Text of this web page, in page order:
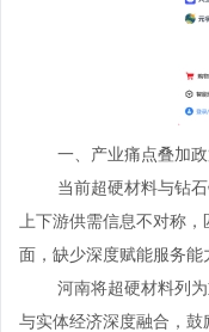
一、产业痛点叠加
当前超硬材料与钻
上下游供需信息不对称
面，缺少深度赋能服务能
河南将超硬材料列
与实体经济深度融合，